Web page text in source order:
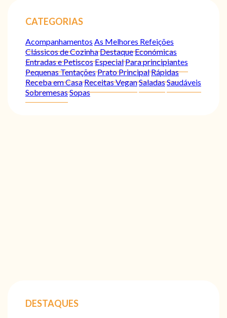
CATEGORIAS
Acompanhamentos As Melhores Refeições
Clássicos de CozinhaDestaqueEconómicas
Entradas e PetiscosEspecialPara principiantes
Pequenas TentaçõesPrato PrincipalRápidas
Receba em CasaReceitas VeganSaladasSaudáveis
SobremesasSopas
DESTAQUES